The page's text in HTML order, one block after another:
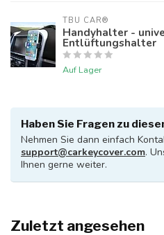
TBU CAR®
Handyhalter -
Entlüftungshalter
Auf Lager
Haben Sie Fragen zu
Nehmen Sie dann einfach
support@carkeycover.com.
Ihnen gerne weiter.
Zuletzt angesehen